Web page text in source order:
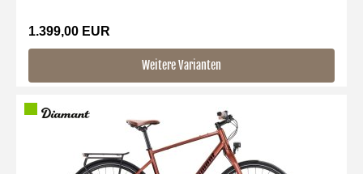
1.399,00 EUR
Weitere Varianten